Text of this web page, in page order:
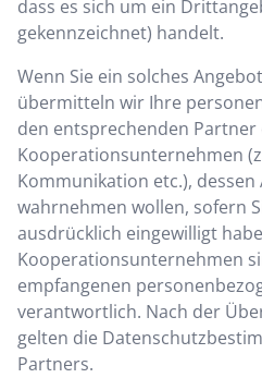
dass es sich um ein
gekennzeichnet) handelt.
Wenn Sie ein solches
übermitteln wir Ihre
den entsprechenden Partner
Kooperationsunternehmen
Kommunikation etc.), dessen
wahrnehmen wollen, sofern
ausdrücklich eingewilligt
Kooperationsunternehmen
empfangenen
verantwortlich. Nach der
gelten die
Partners.